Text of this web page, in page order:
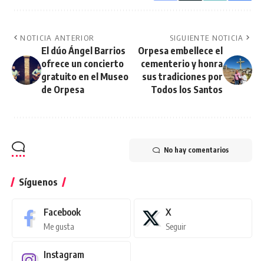
NOTICIA ANTERIOR
El dúo Ángel Barrios
ofrece un concierto
gratuito en el Museo
de Orpesa
SIGUIENTE NOTICIA
Orpesa embellece el
cementerio y honra
sus tradiciones por
Todos los Santos
No hay comentarios
Síguenos
Facebook
Me gusta
X
Seguir
Instagram